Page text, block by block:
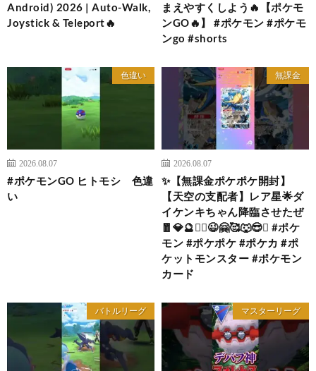
Android) 2026 | Auto-Walk,
Joystick & Teleport🔥
まえやすくしよう🔥【ポケモ
ンGO🔥】 #ポケモン #ポケモ
ンgo #shorts
色違い
2026.08.07
#ポケモンGO ヒトモシ 色違
い
無課金
2026.08.07
✨【無課金ポケポケ開封】
【天空の支配者】レア星🌟ダ
イケンキちゃん降臨させたぜ
🧧💎🔮❤️‍🔥😉🤗🥰🐺😎✨ #ポケ
モン #ポケポケ #ポケカ #ポ
ケットモンスター #ポケモン
カード
バトルリーグ マスターリーグ